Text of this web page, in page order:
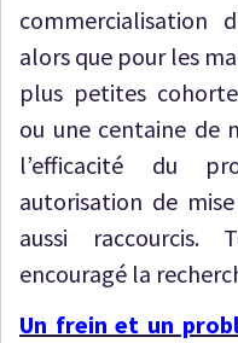
commercialisation
alors que pour les
plus petites
ou une centaine de
l’efficacité du
autorisation de
aussi raccourcis.
encouragé la
Un frein et un